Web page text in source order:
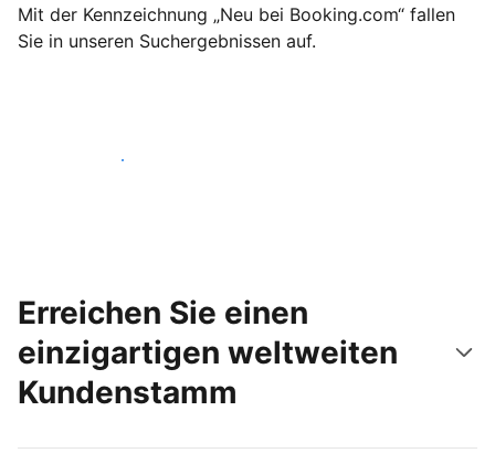
Mit der Kennzeichnung „Neu bei Booking.com“ fallen
Sie in unseren Suchergebnissen auf.
Noch heute loslegen
Erreichen Sie einen
einzigartigen weltweiten
Kundenstamm